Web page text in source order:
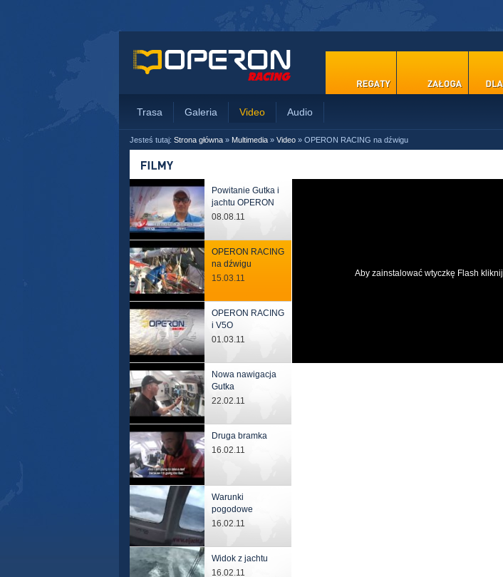
Trasa Galeria Video Audio
Jesteś tutaj: Strona główna » Multimedia » Video » OPERON RACING na dźwigu
Powitanie Gutka i
jachtu OPERON
08.08.11
OPERON RACING
na dźwigu
15.03.11
OPERON RACING
i V5O
01.03.11
Nowa nawigacja
Gutka
22.02.11
Druga bramka
16.02.11
Warunki
pogodowe
16.02.11
Widok z jachtu
16.02.11
Aby zainstalować wtyczkę Flash kliknij